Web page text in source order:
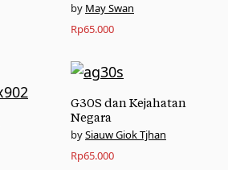
May Swan
Rp65.000
G30S dan Kejahatan
Negara
Siauw Giok Tjhan
Rp65.000